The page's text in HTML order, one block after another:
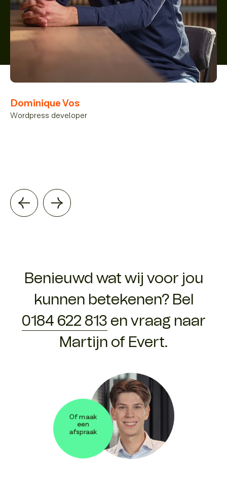
Dominique Vos
Wordpress developer
Benieuwd wat wij voor jou
kunnen betekenen? Bel
0184 622 813 en vraag naar
Martijn of Evert.
Of maak
een
afspraak